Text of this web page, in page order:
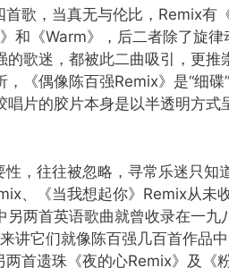
首歌，当真无与伦比，Remix
和《Warm》，后二者除了旋
歌迷，都被此二曲吸引，更推
《偶像陈百强Remix》是“细
片的胶片本身是以半透明方式
，往往被忽略，寻常乐迷只知
、《当我想起你》Remix从未
两首英语歌曲就曾收录在一
讲它们就像陈百强几百首作品
首遗珠《夜的心Remix》及《